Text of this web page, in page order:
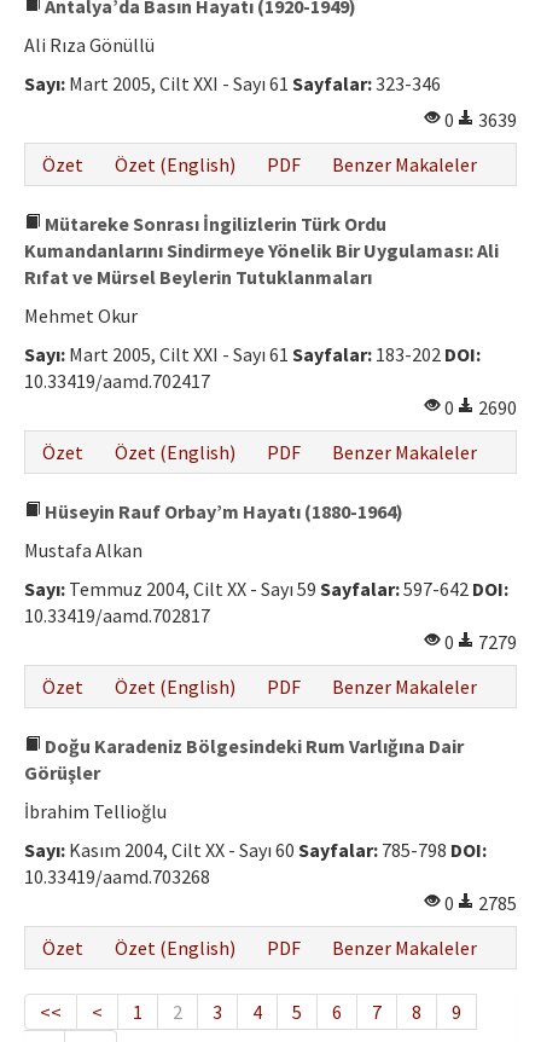
Antalya’da Basın Hayatı (1920-1949)
Ali Rıza Gönüllü
Sayı: Mart 2005, Cilt XXI - Sayı 61 Sayfalar:323-346
0
3639
Özet
Özet (English) PDF Benzer Makaleler
Mütareke Sonrası İngilizlerin Türk Ordu
Kumandanlarını Sindirmeye Yönelik Bir Uygulaması: Ali
Rıfat ve Mürsel Beylerin Tutuklanmaları
Mehmet Okur
Sayı: Mart 2005, Cilt XXI - Sayı 61 Sayfalar: 183-202 DOI:
10.33419/aamd.702417
0
2690
Özet
Özet (English) PDF Benzer Makaleler
Hüseyin Rauf Orbay’m Hayatı (1880-1964)
Mustafa Alkan
Sayı: Temmuz 2004, Cilt XX - Sayı 59 Sayfalar:597-642 DOI:
10.33419/aamd.702817
0
7279
Özet
Özet (English) PDF Benzer Makaleler
Doğu Karadeniz Bölgesindeki Rum Varlığına Dair
Görüşler
İbrahim Tellioğlu
Sayı: Kasım 2004, Cilt XX - Sayı 60 Sayfalar: 785-798 DOI:
10.33419/aamd.703268
0
2785
Özet
Özet (English) PDF Benzer Makaleler
<< < 1 2 3 4 5 6 7 8
9